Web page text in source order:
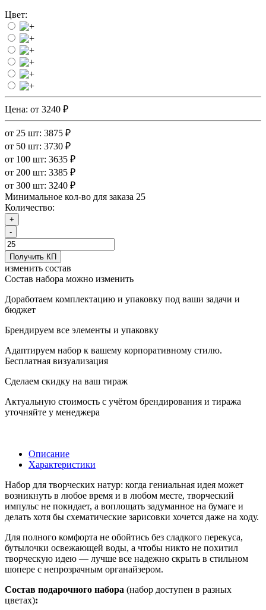
Цвет:
Цена: от 3240 ₽
от 25 шт: 3875 ₽
от 50 шт: 3730 ₽
от 100 шт: 3635 ₽
от 200 шт: 3385 ₽
от 300 шт: 3240 ₽
Минимальное кол-во для заказа 25
Количество:
+
-
Получить КП
изменить состав
Состав набора можно изменить
Доработаем комплектацию и упаковку под ваши задачи и
бюджет
Брендируем все элементы и упаковку
Адаптируем набор к вашему корпоративному стилю.
Бесплатная визуализация
Сделаем скидку на ваш тираж
Актуальную стоимость с учётом брендирования и тиража
уточняйте у менеджера
Описание
Характеристики
Набор для творческих натур: когда гениальная идея может
возникнуть в любое время и в любом месте, творческий
импульс не покидает, а воплощать задуманное на бумаге и
делать хотя бы схематические зарисовки хочется даже на ходу.
Для полного комфорта не обойтись без сладкого перекуса,
бутылочки освежающей воды, а чтобы никто не похитил
творческую идею — лучше все надежно скрыть в стильном
шопере с непрозрачным органайзером.
Состав подарочного набора (набор доступен в разных
цветах):